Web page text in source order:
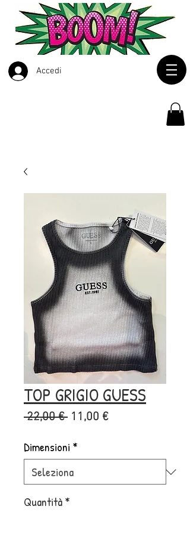
Accedi
TOP GRIGIO GUESS
22,00 € Prezzo
11,00 €Prezzo
Dimensioni *
Quantità*